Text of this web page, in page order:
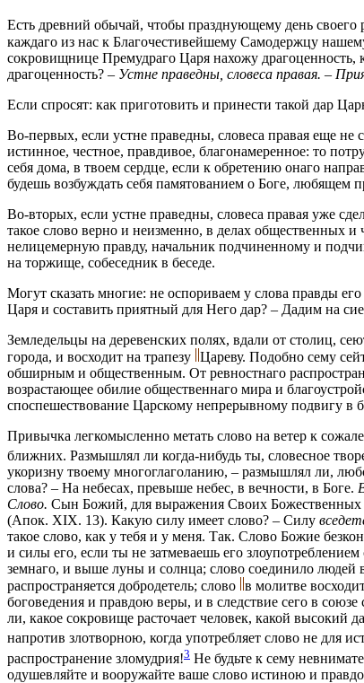
Есть древний обычай, чтобы празднующему день
каждаго из нас к Благочестивейшему Самодержцу
сокровищнице Премудраго Царя нахожу драгоценность,
драгоценность? – Устне праведны, словеса правая. –
Если спросят: как приготовить и принести такой дар
Во-первых, если устне праведны, словеса правая еще не
истинное, честное, правдивое, благонамеренное: то
себя дома, в твоем сердце, если к обретению онаго
будешь возбуждать себя памятованием о Боге, любящем
Во-вторых, если устне праведны, словеса правая уже
такое слово верно и неизменно, в делах общественных и
нелицемерную правду, начальник подчиненному и
на торжище, собеседник в беседе.
Могут сказать многие: не оспориваем у слова правды
Царя и составить приятный для Него дар? – Дадим на
Земледельцы на деревенских полях, вдали от столиц,
города, и восходит на трапезу Цареву. Подобно сему
обширным и общественным. От ревностнаго
возрастающее обилие общественнаго мира и
споспешествование Царскому непрерывному подвигу в
Привычка легкомысленно метать слово на ветер к
ближних. Размышлял ли когда-нибудь ты, словесное
укоризну твоему многоглаголанию, – размышлял ли,
слова? – На небесах, превыше небес, в вечности, в Боге.
Слово. Сын Божий, для выражения Своих Божественных
(Апок. XIX. 13). Какую силу имеет слово? – Силу
такое слово, как у тебя и у меня. Так. Слово Божие
и силы его, если ты не затмеваешь его
земнаго, и выше луны и солнца; слово соединило людей
распространяется добродетель; слово в молитве
боговедения и правдою веры, и в следствие сего в
ли, какое сокровище расточает человек, какой
напротив злотворною, когда употребляет слово не для
распространение зломудрия!3 Не будьте к сему
одушевляйте и вооружайте ваше слово истиною и